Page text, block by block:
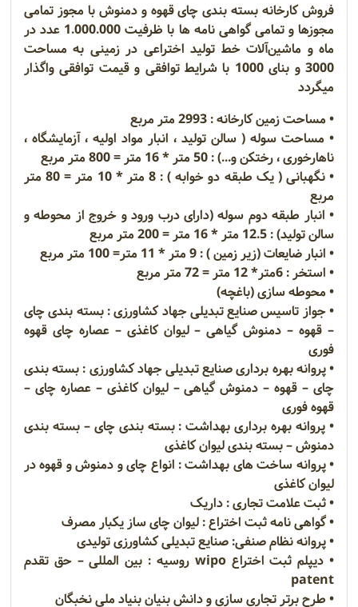
فروش کارخانه بسته بندی چای قهوه و دمنوش با مجوز تمامی
مجوزها و تمامی گواهی نامه ها با ظرفیت 1.000.000 عدد در
ماه و ماشین‌آلات خط تولید اختراعی در زمینی به مساحت
3000 و بنای 1000 با شرایط توافقی و قیمت توافقی واگذار
میگردد
• مساحت زمین کارخانه : 2993 متر مربع
• مساحت سوله ( سالن تولید ، انبار مواد اولیه ، آزمایشگاه ،
ناهارخوری ، رختکن و...) : 50 متر * 16 متر = 800 متر مربع
• نگهبانی ( یک طبقه دو خوابه ) : 8 متر * 10 متر = 80 متر
مربع
• انبار طبقه دوم سوله (دارای درب ورود و خروج از محوطه و
سالن تولید) : 12.5 متر * 16 متر = 200 متر مربع
• انبار ضایعات (زیر زمین ) : 9 متر * 11 متر= 100 متر مربع
• استخر : 6متر* 12 متر = 72 متر مربع
• محوطه سازی (باغچه)
• جواز تاسیس صنایع تبدیلی جهاد کشاورزی : بسته بندی چای
– قهوه – دمنوش گیاهی – لیوان کاغذی – عصاره چای قهوه
فوری
• پروانه بهره برداری صنایع تبدیلی جهاد کشاورزی : بسته بندی
چای – قهوه – دمنوش گیاهی – لیوان کاغذی – عصاره چای –
قهوه فوری
• پروانه بهره برداری بهداشت : بسته بندی چای – بسته بندی
دمنوش – بسته بندی لیوان کاغذی
• پروانه ساخت های بهداشت : انواع چای و دمنوش و قهوه در
لیوان کاغذی
• ثبت علامت تجاری : داریک
• گواهی نامه ثبت اختراع : لیوان چای ساز یکبار مصرف
• پروانه نظام صنفی: صنایع تبدیلی کشاورزی تولیدی
• دیپلم ثبت اختراع wipo روسیه : بین المللی – حق تقدم
patent
• طرح برتر تجاری سازی و دانش بنیان بنیاد ملی نخبگان